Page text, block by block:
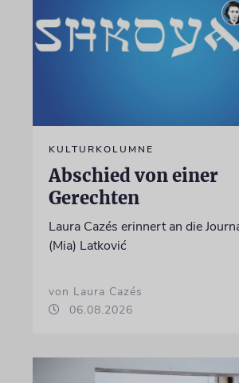
KULTURKOLUMNE
Abschied von einer
Gerechten
Laura Cazés erinnert an die
(Mia) Latković
von Laura Cazés
06.08.2026